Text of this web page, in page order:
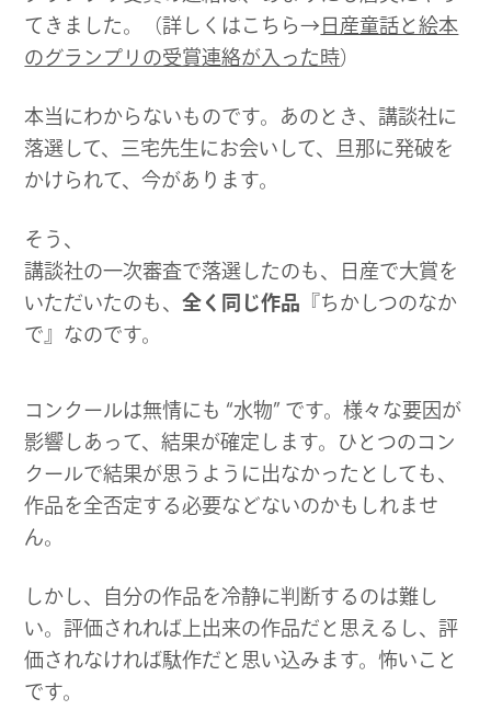
てきました。（詳しくはこちら→ 日産童話と絵本
のグランプリの受賞連絡が入った時）
本当にわからないものです。あのとき、講談社に
落選して、三宅先生にお会いして、旦那に発破を
かけられて、今があります。
そう、
講談社の一次審査で落選したのも、日産で大賞を
いただいたのも、全く同じ作品 『ちかしつのなか
で』なのです。
コンクールは無情にも “水物” です。様々な要因が
影響しあって、結果が確定します。ひとつのコン
クールで結果が思うように出なかったとしても、
作品を全否定する必要などないのかもしれませ
ん。
しかし、自分の作品を冷静に判断するのは難し
い。評価されれば上出来の作品だと思えるし、評
価されなければ駄作だと思い込みます。怖いこと
です。